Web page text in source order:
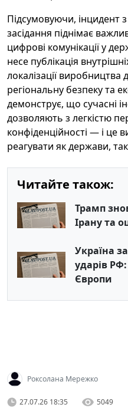
Підсумовуючи, інцидент
засідання піднімає
цифрові комунікації у
несе публікація
локалізації
регіональну безпеку та
демонструє, що сучасні
дозволяють з легкістю
конфіденційності — і це
реагувати як держави,
Читайте також:
Трамп
Ірану та
Україна
ударів
Європи
Роксолана Мережко
27.07.26 18:35 5049